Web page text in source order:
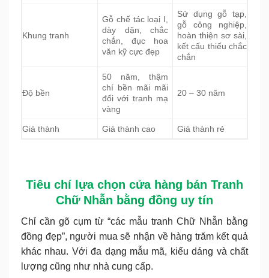
Khung tranh
Gỗ chế tác loại I,
dày dặn, chắc
chắn, đục hoa
văn kỹ cực đẹp
Sử dụng gỗ tạp,
gỗ công nghiệp,
hoàn thiện sơ sài,
kết cấu thiếu chắc
chắn
Độ bền
50 năm, thậm
chí bền mãi mãi
đối với tranh mạ
vàng
20 – 30 năm
Giá thành Giá thành cao Giá thành rẻ
Tiêu chí lựa chọn cửa hàng bán Tranh
Chữ Nhẫn bằng đồng uy tín
Chỉ cần gõ cụm từ “các mẫu tranh Chữ Nhẫn bằng
đồng đẹp”, người mua sẽ nhận về hàng trăm kết quả
khác nhau. Với đa dạng mẫu mã, kiểu dáng và chất
lượng cũng như nhà cung cấp.